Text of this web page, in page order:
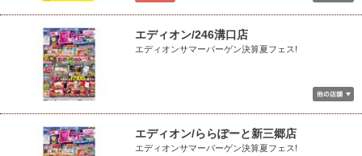
エディオン/246溝口店
エディオンサマーバーゲン決算夏フェス!
エディオン/ららぽーと新三郷店
エディオンサマーバーゲン決算夏フェス!